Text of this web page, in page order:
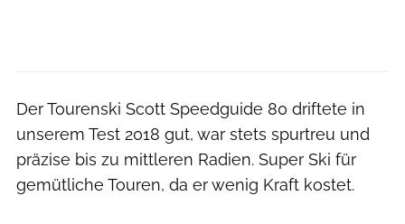
Der Tourenski Scott Speedguide 80 driftete in
unserem Test 2018 gut, war stets spurtreu und
präzise bis zu mittleren Radien. Super Ski für
gemütliche Touren, da er wenig Kraft kostet.